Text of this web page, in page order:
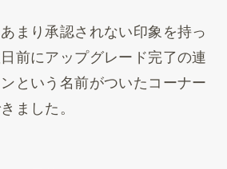
まり承認されない印象を持っ
前にアップグレード完了の連
という名前がついたコーナー
ました。